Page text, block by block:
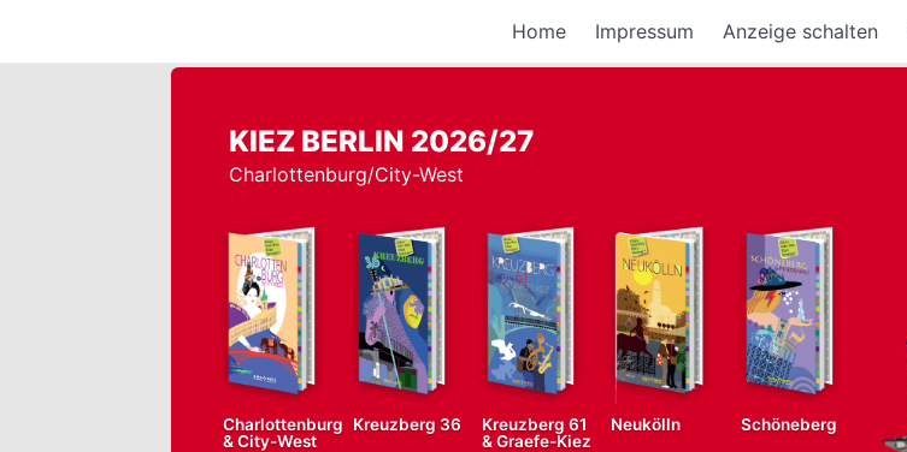
Home Impressum Anzeige schalten
KIEZ BERLIN 2026/27
Charlottenburg/City-West
Charlottenburg
& City-West
Kreuzberg 36
Kreuzberg 61
& Graefe-Kiez
Neukölln Schöneberg